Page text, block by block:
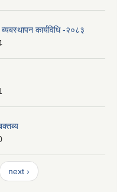
कार्यविधि -२०८३
next ›